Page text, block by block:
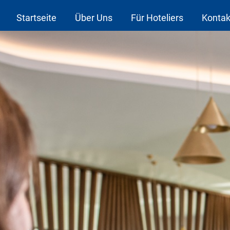
Startseite Über Uns Für Hoteliers